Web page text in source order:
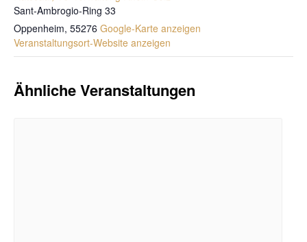
Sant-Ambrogio-Ring 33
Oppenheim, 55276 Google-Karte anzeigen
Veranstaltungsort-Website anzeigen
Ähnliche Veranstaltungen